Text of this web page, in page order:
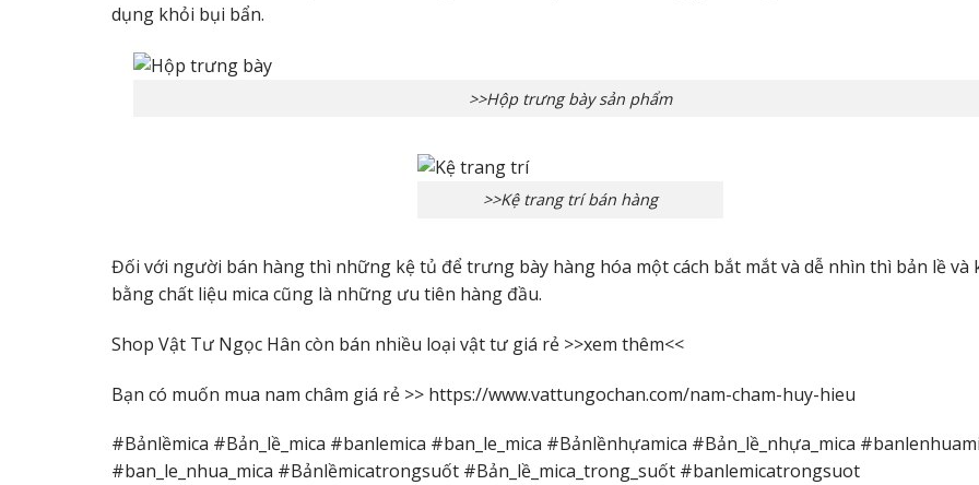
dụng khỏi bụi bẩn.
>>Hộp trưng bày sản phẩm
>>Kệ trang trí bán hàng
Đối với người bán hàng thì những kệ tủ để trưng bày hàng hóa một cách bắt mắt và dễ nhìn thì bản lề và
bằng chất liệu mica cũng là những ưu tiên hàng đầu.
Shop Vật Tư Ngọc Hân còn bán nhiều loại vật tư giá rẻ >>xem thêm<<
Bạn có muốn mua nam châm giá rẻ >> https://www.vattungochan.com/nam-cham-huy-hieu
#Bảnlềmica #Bản_lề_mica #banlemica #ban_le_mica #Bảnlềnhựamica #Bản_lề_nhựa_mica
#ban_le_nhua_mica #Bảnlềmicatrongsuốt #Bản_lề_mica_trong_suốt #banlemicatrongsuot